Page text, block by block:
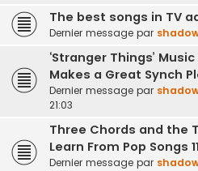
The best songs in TV
Dernier message par
‘Stranger Things’
Makes a Great Synch
Dernier message par
21:03
Three Chords and the
Learn From Pop Songs
Dernier message par